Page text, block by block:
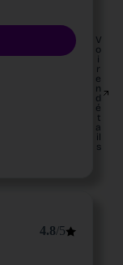
V
o
i
r
e
n
d
é
t
a
il
s
4.8/5